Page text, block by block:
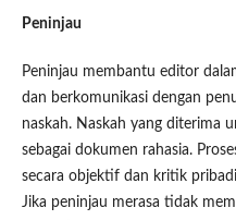
Peninjau
Peninjau membantu editor
dan berkomunikasi dengan
naskah. Naskah yang diterima
sebagai dokumen rahasia.
secara objektif dan kritik
Jika peninjau merasa tidak